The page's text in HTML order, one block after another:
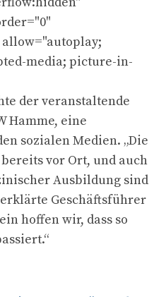
media; picture-in-
der veranstaltende
Hamme, eine
sozialen Medien. „Die
vor Ort, und auch
Ausbildung sind
Geschäftsführer
hoffen wir, dass so